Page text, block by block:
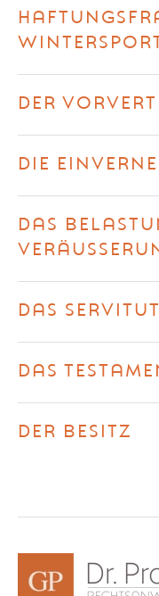
DER
DIE
DAS
DAS SERVITUT
DAS
DER BESITZ